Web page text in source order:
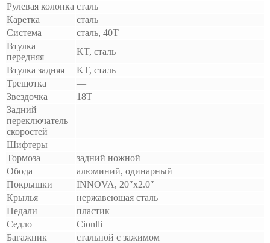
Рулевая колонка сталь
Каретка
сталь
Система
сталь, 40T
Втулка
передняя
KT, сталь
Втулка задняя
KT, сталь
Трещотка
—
Звездочка
18Т
Задний
переключатель
скоростей
—
Шифтеры
—
Тормоза
задний ножной
Обода
алюминий, одинарный
Покрышки
INNOVA, 20″x2.0″
Крылья
нержавеющая сталь
Педали
пластик
Седло
Cionlli
Багажник
стальной с зажимом